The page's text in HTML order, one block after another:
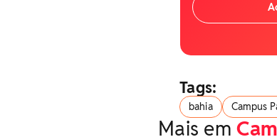
Tags:
bahia Campus
Mais em